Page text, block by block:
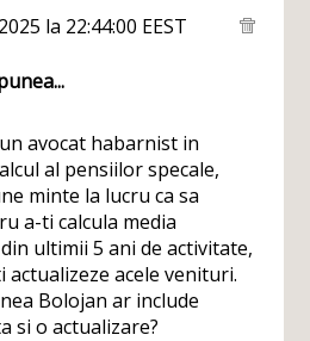
la 22:44:00 EEST
avocat habarnist in
al pensiilor specale,
minte la lucru ca sa
a-ti calcula media
ultimii 5 ani de activitate,
actualizeze acele venituri.
Bolojan ar include
si o actualizare?